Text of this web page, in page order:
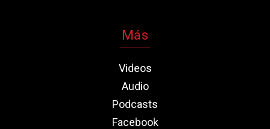
Más
Videos
Audio
Podcasts
Facebook